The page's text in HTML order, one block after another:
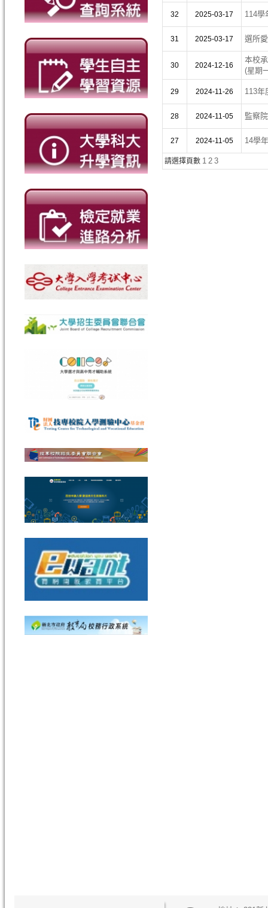
32 2025-03-17 114學
31 2025-03-17 選所
30 2024-12-16
本校
(星期
29 2024-11-26 113年
28 2024-11-05 監察
27 2024-11-05 14學
請選擇頁數 1 2 3